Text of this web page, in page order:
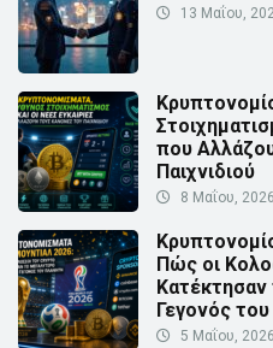
13 Μαΐου,
που
Παιχνιδιού
8 Μαΐου, 2026
Πώς οι
Γεγονός
5 Μαΐου, 2026